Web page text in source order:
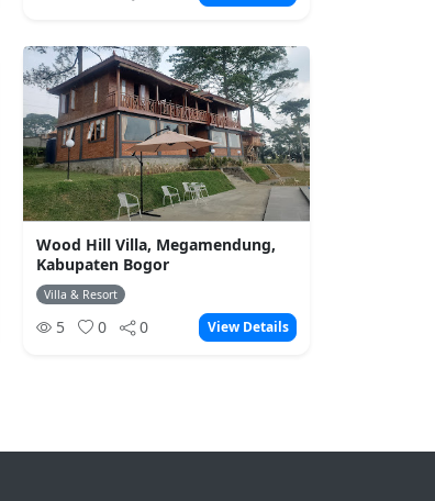
Wood Hill Villa, Megamendung,
Kabupaten Bogor
Villa & Resort
5 0 0 View Details